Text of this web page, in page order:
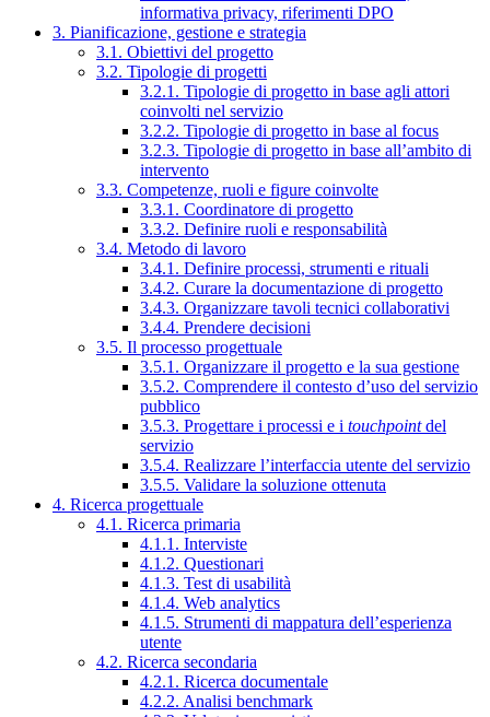
informativa privacy, riferimenti DPO
3. Pianificazione, gestione e strategia
3.1. Obiettivi del progetto
3.2. Tipologie di progetti
3.2.1. Tipologie di progetto in base agli attori
coinvolti nel servizio
3.2.2. Tipologie di progetto in base al focus
3.2.3. Tipologie di progetto in base all’ambito di
intervento
3.3. Competenze, ruoli e figure coinvolte
3.3.1. Coordinatore di progetto
3.3.2. Definire ruoli e responsabilità
3.4. Metodo di lavoro
3.4.1. Definire processi, strumenti e rituali
3.4.2. Curare la documentazione di progetto
3.4.3. Organizzare tavoli tecnici collaborativi
3.4.4. Prendere decisioni
3.5. Il processo progettuale
3.5.1. Organizzare il progetto e la sua gestione
3.5.2. Comprendere il contesto d’uso del servizio
pubblico
3.5.3. Progettare i processi e i touchpointdel
servizio
3.5.4. Realizzare l’interfaccia utente del servizio
3.5.5. Validare la soluzione ottenuta
4. Ricerca progettuale
4.1. Ricerca primaria
4.1.1. Interviste
4.1.2. Questionari
4.1.3. Test di usabilità
4.1.4. Web analytics
4.1.5. Strumenti di mappatura dell’esperienza
utente
4.2. Ricerca secondaria
4.2.1. Ricerca documentale
4.2.2. Analisi benchmark